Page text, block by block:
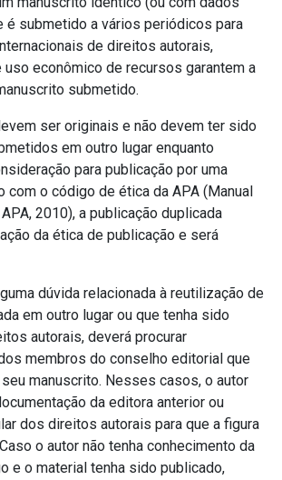
é submetido a vários periódicos para
de direitos autorais,
econômico de recursos garantem a
submetido.
ser originais e não devem ter sido
em outro lugar enquanto
para publicação por uma
com o código de ética da APA (Manual
2010), a publicação duplicada
da ética de publicação e será
dúvida relacionada à reutilização de
em outro lugar ou que tenha sido
autorais, deverá procurar
membros do conselho editorial que
manuscrito. Nesses casos, o autor
da editora anterior ou
dos direitos autorais para que a figura
Caso o autor não tenha conhecimento da
e o material tenha sido publicado,